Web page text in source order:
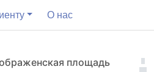
О нас
площадь